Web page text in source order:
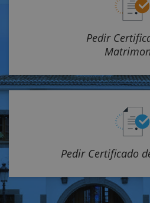
Pedir
Pedir Certificado